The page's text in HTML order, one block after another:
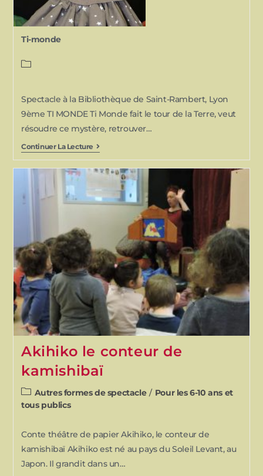
Ti-monde
Spectacle à la Bibliothèque de Saint-Rambert, Lyon
9ème TI MONDE Ti Monde fait le tour de la Terre, veut
résoudre ce mystère, retrouver…
Continuer La Lecture
Akihiko le conteur de
kamishibaï
Autres formes de spectacle / Pour les 6-10 ans et
tous publics
Conte théâtre de papier Akihiko, le conteur de
kamishibaï Akihiko est né au pays du Soleil Levant, au
Japon. Il grandit dans un…